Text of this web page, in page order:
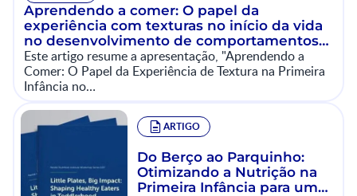
Aprendendo a comer: O papel da
experiência com texturas no início da vida
no desenvolvimento de comportamentos
alimentares
Este artigo resume a apresentação, "Aprendendo a
Comer: O Papel da Experiência de Textura na Primeira
Infância no…
ARTIGO
Do Berço ao Parquinho:
Otimizando a Nutrição na
Primeira Infância para uma